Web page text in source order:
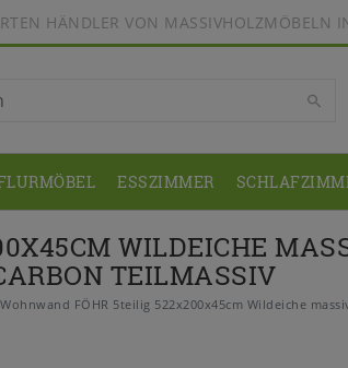
HÄNDLER VON MASSIVHOLZMÖBELN
ESSZIMMER
WILDEICHE
TEILMASSIV
Wohnwand FÖHR 5teilig 522x200x45cm Wildeiche